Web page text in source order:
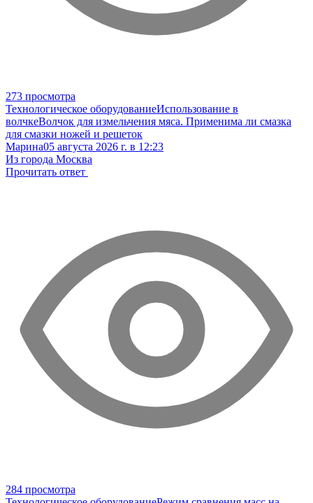
273 просмотра
Технологическое оборудованиеИспользование в
волчкеВолчок для измельчения мяса. Применима ли смазка
для смазки ножей и решеток
Марина05 августа 2026 г. в 12:23
Из города Москва
Прочитать ответ
284 просмотра